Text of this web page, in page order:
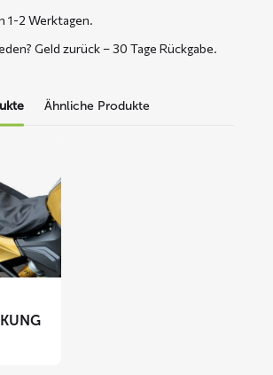
1-2 Werktagen.
Geld zurück – 30 Tage Rückgabe.
Ähnliche Produkte